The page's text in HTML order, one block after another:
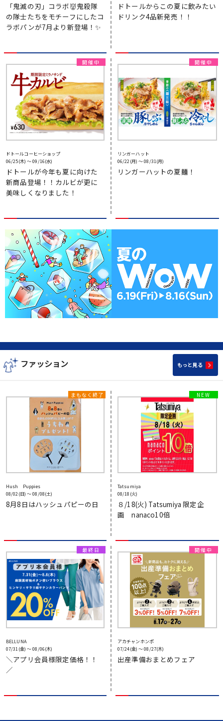
「鬼滅の刃」コラボ👹鬼殺隊
の隊士たちをモチーフにしたコ
ラボパンが7月より新登場！✨
ドトールからこの夏に飲みたい
ドリンク4品新発売！！
ドトールコーヒーショップ
06/25(木) 〜 09/16(水)
ドトールが今年も夏に向けた
新商品登場！！カルビが更に
美味しくなりました！
リンガーハット
06/22(月) 〜 08/31(月)
リンガーハットの夏麺！
ファッション もっと見る
Hush Puppies
08/02(日) 〜 08/08(土)
8月8日はハッシュパピーの日
Tatsumiya
08/18(火)
８/18(火) Tatsumiya 限定企
画 nanaco10倍
BELLUNA
07/31(金) 〜 08/06(木)
＼アプリ会員様限定価格！！
／
アカチャンホンポ
07/24(金) 〜 08/27(木)
出産準備おまとめフェア